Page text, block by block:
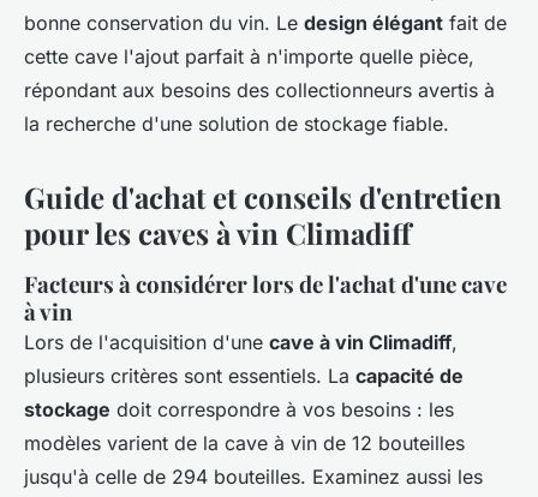
bonne conservation du vin. Le design élégant fait de
cette cave l'ajout parfait à n'importe quelle pièce,
répondant aux besoins des collectionneurs avertis à
la recherche d'une solution de stockage fiable.
Guide d'achat et conseils d'entretien
pour les caves à vin Climadiff
Facteurs à considérer lors de l'achat d'une cave
à vin
Lors de l'acquisition d'une cave à vin Climadiff,
plusieurs critères sont essentiels. La capacité de
stockage doit correspondre à vos besoins : les
modèles varient de la cave à vin de 12 bouteilles
jusqu'à celle de 294 bouteilles. Examinez aussi les